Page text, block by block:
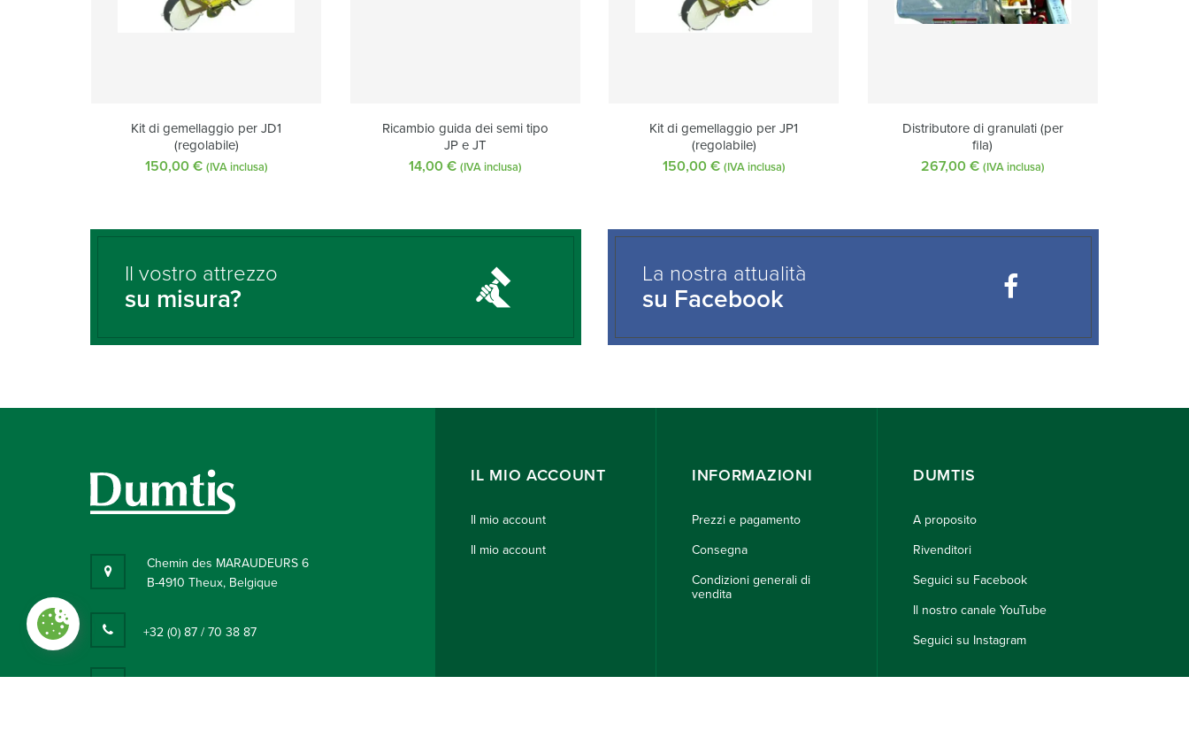
Kit di gemellaggio per JD1
(regolabile)
150,00 € (IVA inclusa)
Ricambio guida dei semi tipo
JP e JT
14,00 € (IVA inclusa)
Kit di gemellaggio per JP1
(regolabile)
150,00 € (IVA inclusa)
Distributore di granulati (per
fila)
267,00 € (IVA inclusa)
Il vostro attrezzo
su misura?
La nostra attualità
su Facebook
Chemin des MARAUDEURS 6
B-4910 Theux, Belgique
+32 (0) 87 / 70 38 87
IL MIO ACCOUNT
Il mio account
Il mio account
INFORMAZIONI
Prezzi e pagamento
Consegna
Condizioni generali di
vendita
DUMTIS
A proposito
Rivenditori
Seguici su Facebook
Il nostro canale YouTube
Seguici su Instagram
Paramètres des cookies